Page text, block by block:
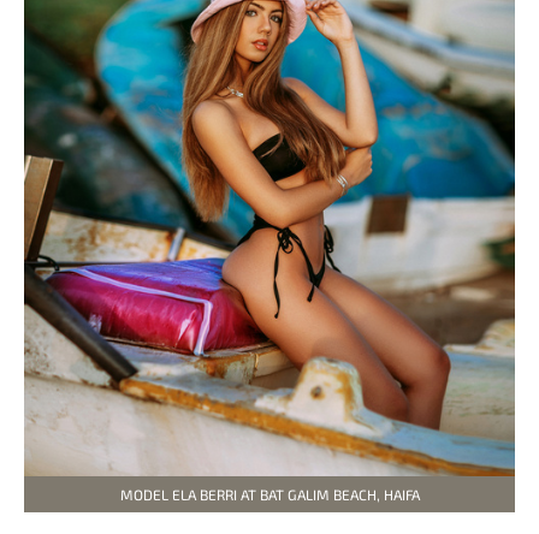
MODEL ELA BERRI AT BAT GALIM BEACH, HAIFA